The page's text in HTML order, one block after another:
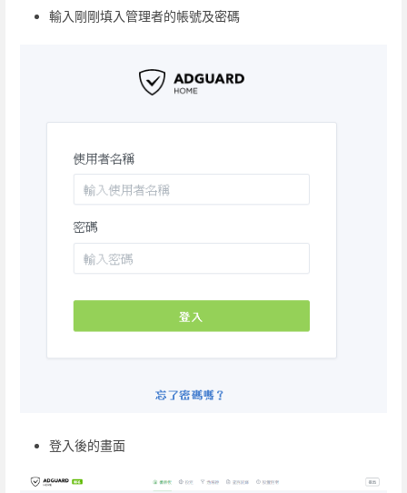
輸入剛剛填入管理者的帳號及密碼
登入後的畫面